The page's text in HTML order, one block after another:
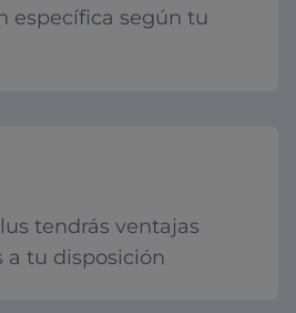
específica según tu
tendrás ventajas
a tu disposición